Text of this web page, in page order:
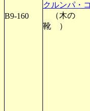
B9-160
クルンパ・
（木の
靴